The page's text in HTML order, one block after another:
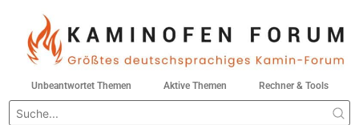
Unbeantwortet Themen Aktive Themen Rechner & Tools